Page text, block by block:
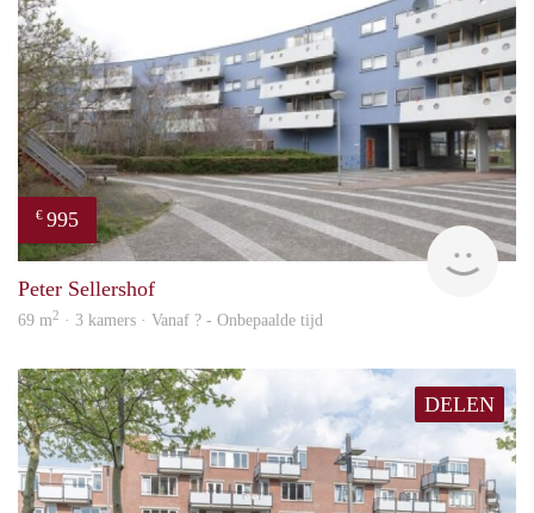
€ 995
Peter Sellershof
69 m2 · 3 kamers · Vanaf ? - Onbepaalde tijd
DELEN